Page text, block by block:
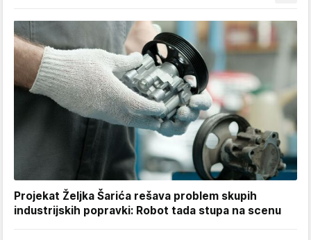
Projekat Željka Šarića rešava problem skupih
industrijskih popravki: Robot tada stupa na scenu